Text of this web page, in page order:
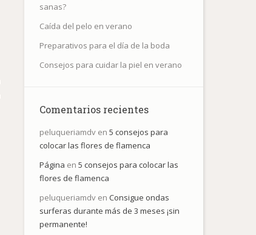
sanas?
Caída del pelo en verano
Preparativos para el día de la boda
Consejos para cuidar la piel en verano
Comentarios recientes
peluqueriamdv en5 consejos para
colocar las flores de flamenca
Página en5 consejos para colocar las
flores de flamenca
peluqueriamdv enConsigue ondas
surferas durante más de 3 meses ¡sin
permanente!